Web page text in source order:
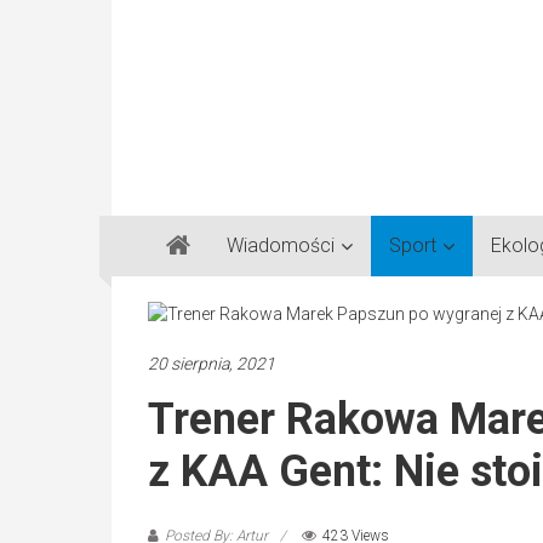
Gazeta
Regionalna
Częstochowa,
Lubliniec,
Wiadomości Sport
20 sierpnia, 2021
Trener Rakowa
z KAA Gent: Nie
Posted By: Artur 423 Views